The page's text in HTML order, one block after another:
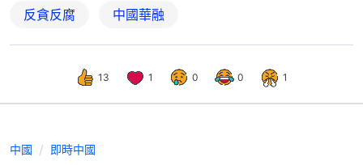
反貪反腐 中國華融
13 1 0 0 1
中國 即時中國